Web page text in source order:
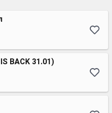
BACK 31.01)